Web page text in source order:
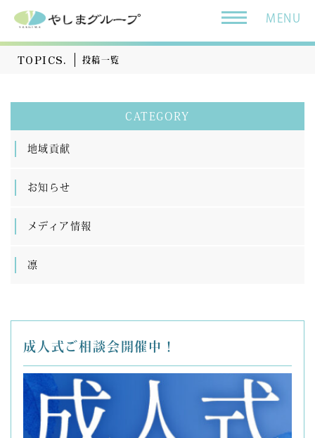
MENU
TOPICS. 投稿一覧
CATEGORY
地域貢献
お知らせ
メディア情報
凛
成人式ご相談会開催中！